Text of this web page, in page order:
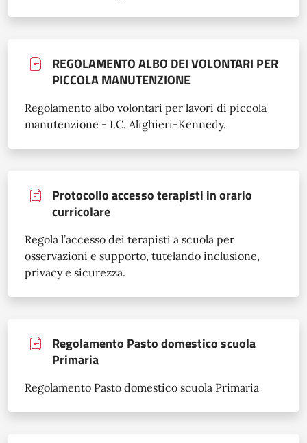
REGOLAMENTO ALBO DEI VOLONTARI PER
PICCOLA MANUTENZIONE
Regolamento albo volontari per lavori di piccola
manutenzione - I.C. Alighieri-Kennedy.
Protocollo accesso terapisti in orario
curricolare
Regola l’accesso dei terapisti a scuola per
osservazioni e supporto, tutelando inclusione,
privacy e sicurezza.
Regolamento Pasto domestico scuola
Primaria
Regolamento Pasto domestico scuola Primaria